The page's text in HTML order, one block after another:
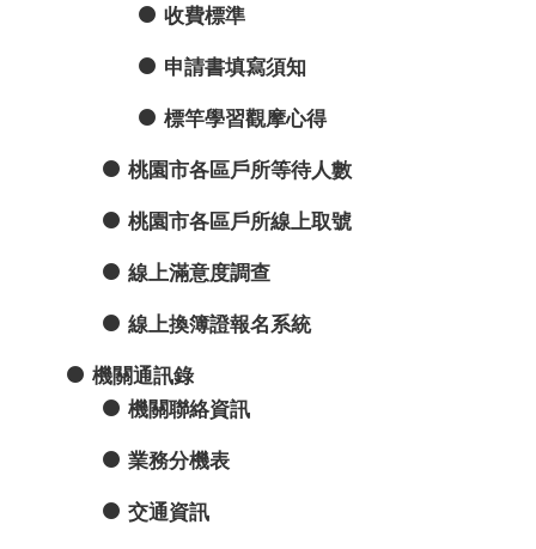
收費標準
申請書填寫須知
標竿學習觀摩心得
桃園市各區戶所等待人數
桃園市各區戶所線上取號
線上滿意度調查
線上換簿證報名系統
機關通訊錄
機關聯絡資訊
業務分機表
交通資訊